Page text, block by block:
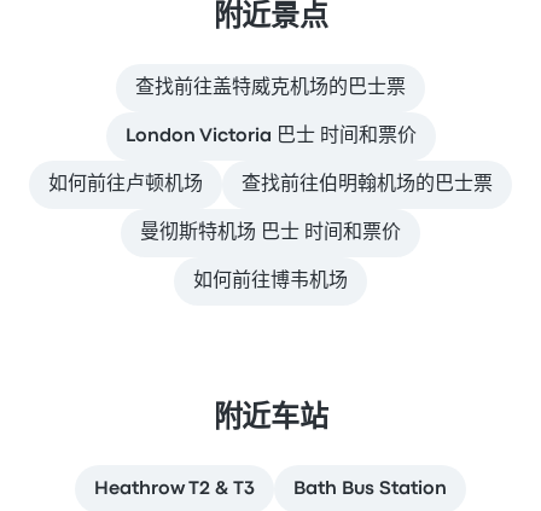
附近景点
查找前往盖特威克机场的巴士票
London Victoria 巴士 时间和票价
如何前往卢顿机场 查找前往伯明翰机场的巴士票
曼彻斯特机场 巴士 时间和票价
如何前往博韦机场
附近车站
Heathrow T2 & T3 Bath Bus Station